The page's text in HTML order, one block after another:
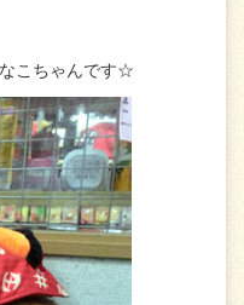
こちゃんです☆